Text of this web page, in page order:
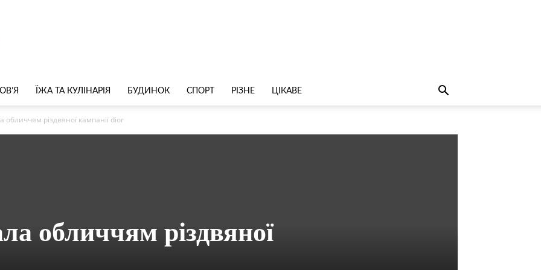
ЇЖА ТА КУЛІНАРІЯ БУДИНОК СПОРТ РІЗНЕ ЦІКАВЕ
обличчям різдвяної кампанії dior
обличчям різдвяної